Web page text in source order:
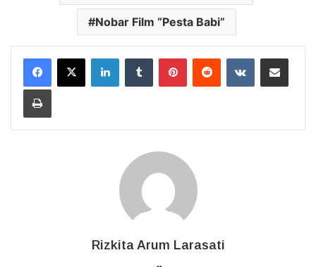
Nobar Film “Pesta Babi”
LinkedInTumblr PinterestReddit VKontakteBagikan Lewat Email
Cetak
Rizkita Arum Larasati